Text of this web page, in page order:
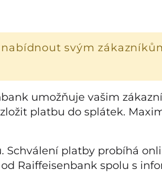
svým
umožňuje vašim
platbu do splátek.
platby probíhá
Raiffeisenbank spolu s